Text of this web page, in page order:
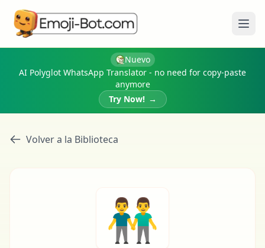
Nuevo
AI Polyglot WhatsApp Translator - no need for copy-paste
anymore
Try Now! →
Volver a la Biblioteca
👬